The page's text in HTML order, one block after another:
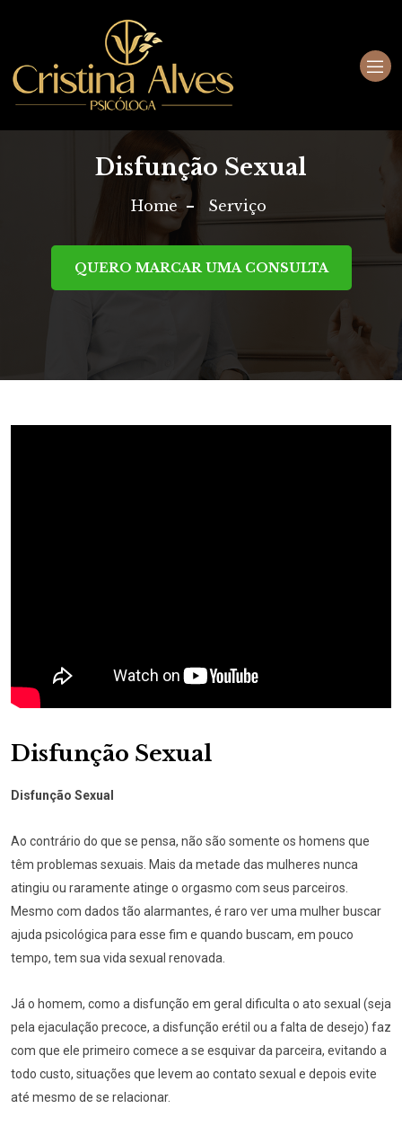
Disfunção Sexual
Home Serviço
QUERO MARCAR UMA CONSULTA
Disfunção Sexual
Disfunção Sexual
Ao contrário do que se pensa, não são somente os homens que
têm problemas sexuais. Mais da metade das mulheres nunca
atingiu ou raramente atinge o orgasmo com seus parceiros.
Mesmo com dados tão alarmantes, é raro ver uma mulher buscar
ajuda psicológica para esse fim e quando buscam, em pouco
tempo, tem sua vida sexual renovada.
Já o homem, como a disfunção em geral dificulta o ato sexual (seja
pela ejaculação precoce, a disfunção erétil ou a falta de desejo) faz
com que ele primeiro comece a se esquivar da parceira, evitando a
todo custo, situações que levem ao contato sexual e depois evite
até mesmo de se relacionar.